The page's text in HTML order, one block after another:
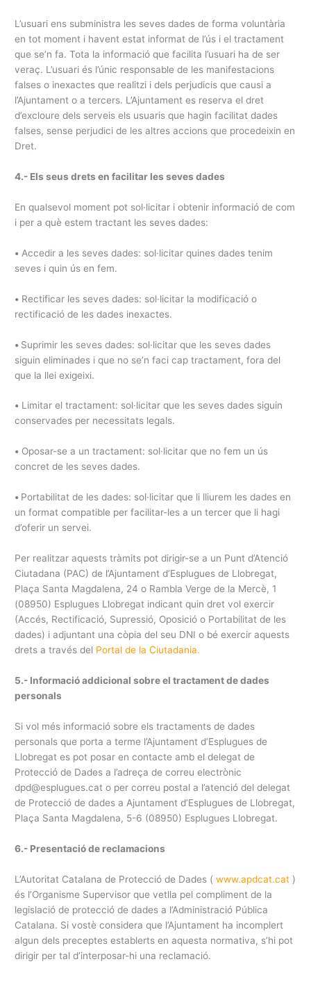
L’usuari ens subministra les seves dades de forma voluntària
en tot moment i havent estat informat de l’ús i el tractament
que se’n fa. Tota la informació que facilita l’usuari ha de ser
veraç. L’usuari és l’únic responsable de les manifestacions
falses o inexactes que realitzi i dels perjudicis que causi a
l’Ajuntament o a tercers. L’Ajuntament es reserva el dret
d’excloure dels serveis els usuaris que hagin facilitat dades
falses, sense perjudici de les altres accions que procedeixin en
Dret.
4.- Els seus drets en facilitar les seves dades
En qualsevol moment pot sol·licitar i obtenir informació de com
i per a què estem tractant les seves dades:
• Accedir a les seves dades: sol·licitar quines dades tenim
seves i quin ús en fem.
• Rectificar les seves dades: sol·licitar la modificació o
rectificació de les dades inexactes.
• Suprimir les seves dades: sol·licitar que les seves dades
siguin eliminades i que no se’n faci cap tractament, fora del
que la llei exigeixi.
• Limitar el tractament: sol·licitar que les seves dades siguin
conservades per necessitats legals.
• Oposar-se a un tractament: sol·licitar que no fem un ús
concret de les seves dades.
• Portabilitat de les dades: sol·licitar que li lliurem les dades en
un format compatible per facilitar-les a un tercer que li hagi
d’oferir un servei.
Per realitzar aquests tràmits pot dirigir-se a un Punt d’Atenció
Ciutadana (PAC) de l’Ajuntament d’Esplugues de Llobregat,
Plaça Santa Magdalena, 24 o Rambla Verge de la Mercè, 1
(08950) Esplugues Llobregat indicant quin dret vol exercir
(Accés, Rectificació, Supressió, Oposició o Portabilitat de les
dades) i adjuntant una còpia del seu DNI o bé exercir aquests
drets a través del Portal de la Ciutadania.
5.- Informació addicional sobre el tractament de dades
personals
Si vol més informació sobre els tractaments de dades
personals que porta a terme l’Ajuntament d’Esplugues de
Llobregat es pot posar en contacte amb el delegat de
Protecció de Dades a l’adreça de correu electrònic
dpd@esplugues.cat o per correu postal a l’atenció del delegat
de Protecció de dades a Ajuntament d’Esplugues de Llobregat,
Plaça Santa Magdalena, 5-6 (08950) Esplugues Llobregat.
6.- Presentació de reclamacions
L’Autoritat Catalana de Protecció de Dades (www.apdcat.cat )
és l’Organisme Supervisor que vetlla pel compliment de la
legislació de protecció de dades a l’Administració Pública
Catalana. Si vostè considera que l’Ajuntament ha incomplert
algun dels preceptes establerts en aquesta normativa, s’hi pot
dirigir per tal d’interposar-hi una reclamació.